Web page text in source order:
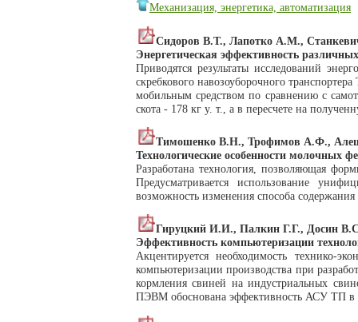
Механизация, энергетика, автоматизация
Сидоров В.Т., Лапотко А.М.,
Энергетическая эффективность
Приводятся результаты исследований
скребкового навозоуборочного
мобильным средством по сравнению с
скота - 178 кг у. т., а в пересчете на
Тимошенко В.Н., Трофимов А.Ф.,
Технологические особенности
Разработана технология, позволяющая
Предусматривается использование
возможность изменения способа
Гируцкий И.И., Палкин Г.Г., Досин
Эффективность компьютеризации
Акцентируется необходимость технико-
компьютеризации производства при
кормления свиней на индустриальных
ПЭВМ обоснована эффективность АСУ ТП в